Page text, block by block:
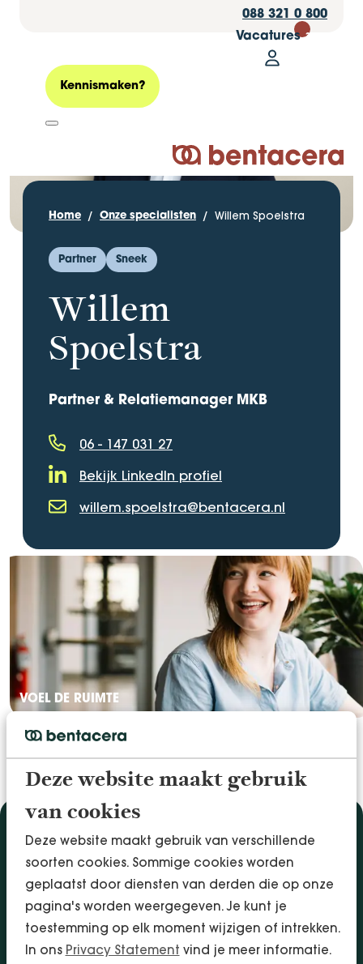
Deze website maakt gebruik
van cookies
Deze website maakt gebruik van verschillende
soorten cookies. Sommige cookies worden
geplaatst door diensten van derden die op onze
pagina's worden weergegeven. Je kunt je
toestemming op elk moment wijzigen of intrekken.
In ons Privacy Statement vind je meer informatie.
088 321 0 800
Vacatures 30
Mijn
Logo Bentacera
Kennismaken?
Home Onze specialisten Willem Spoelstra
Partner Sneek
Willem
Spoelstra
Partner & Relatiemanager MKB
Telefoonnummer
06 - 147 031 27
LinkedIn Profiel
Bekijk LinkedIn profiel
willem.spoelstra@bentacera.nl
VOEL DE RUIMTE
Diensten
Accountancy & Administratie
Audit & Assurance
Arbo & Verzuim
Bedrijfsadvies
Belastingadvies